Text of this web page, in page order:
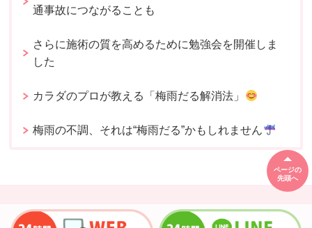
通事故につながることも
さらに施術の質を高めるために勉強会を開催しま
した
カラダのプロが教える「梅雨だる解消法」
梅雨の不調、それは“梅雨だる”かもしれません
ページの
先頭へ